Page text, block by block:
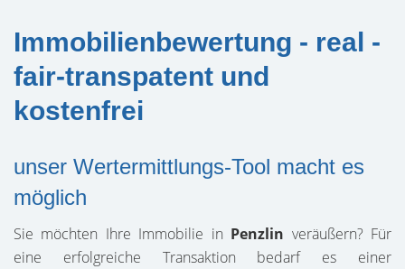
Immobilienbewertung - real -
fair-transpatent und
kostenfrei
unser Wertermittlungs-Tool macht es
möglich
Sie möchten Ihre Immobilie in Penzlin veräußern? Für
eine erfolgreiche Transaktion bedarf es einer